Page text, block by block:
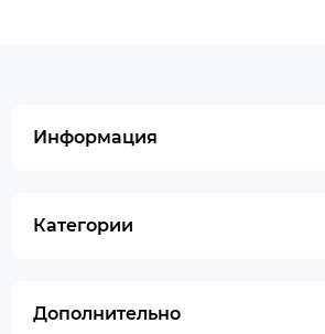
Информация
Категории
Дополнительно